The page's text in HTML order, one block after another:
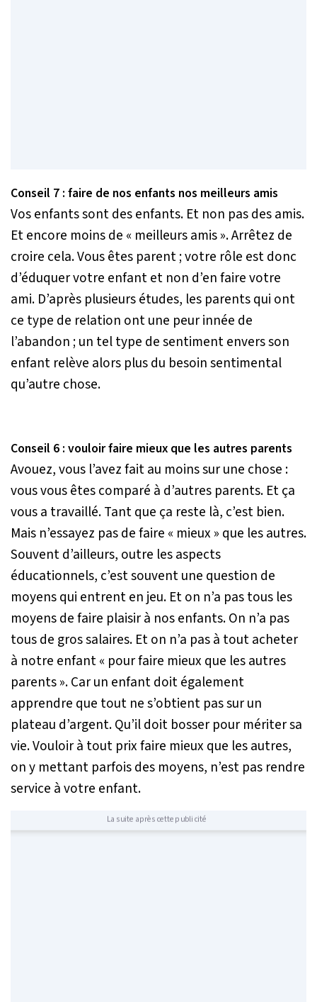
Conseil 7 : faire de nos enfants nos meilleurs amis
Vos enfants sont des enfants. Et non pas des amis.
Et encore moins de « meilleurs amis ». Arrêtez de
croire cela. Vous êtes parent ; votre rôle est donc
d’éduquer votre enfant et non d’en faire votre
ami. D’après plusieurs études, les parents qui ont
ce type de relation ont une peur innée de
l’abandon ; un tel type de sentiment envers son
enfant relève alors plus du besoin sentimental
qu’autre chose.
Conseil 6 : vouloir faire mieux que les autres parents
Avouez, vous l’avez fait au moins sur une chose :
vous vous êtes comparé à d’autres parents. Et ça
vous a travaillé. Tant que ça reste là, c’est bien.
Mais n’essayez pas de faire « mieux » que les autres.
Souvent d’ailleurs, outre les aspects
éducationnels, c’est souvent une question de
moyens qui entrent en jeu. Et on n’a pas tous les
moyens de faire plaisir à nos enfants. On n’a pas
tous de gros salaires. Et on n’a pas à tout acheter
à notre enfant « pour faire mieux que les autres
parents ». Car un enfant doit également
apprendre que tout ne s’obtient pas sur un
plateau d’argent. Qu’il doit bosser pour mériter sa
vie. Vouloir à tout prix faire mieux que les autres,
on y mettant parfois des moyens, n’est pas rendre
service à votre enfant.
La suite après cette publicité